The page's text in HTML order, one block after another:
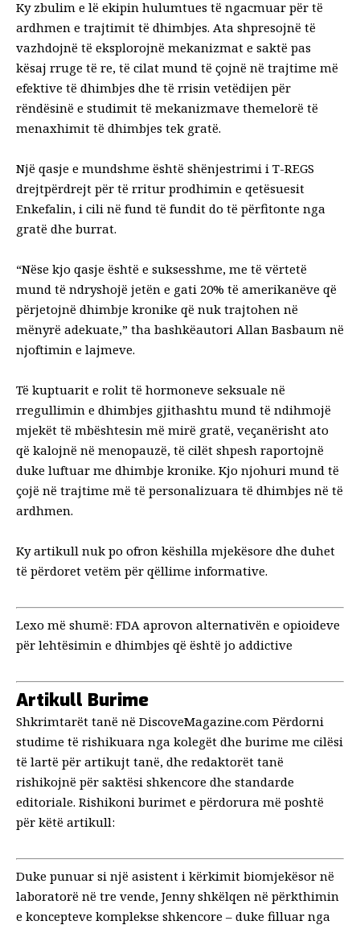
Ky zbulim e lë ekipin hulumtues të ngacmuar për të
ardhmen e trajtimit të dhimbjes. Ata shpresojnë të
vazhdojnë të eksplorojnë mekanizmat e saktë pas
kësaj rruge të re, të cilat mund të çojnë në trajtime më
efektive të dhimbjes dhe të rrisin vetëdijen për
rëndësinë e studimit të mekanizmave themelorë të
menaxhimit të dhimbjes tek gratë.
Një qasje e mundshme është shënjestrimi i T-REGS
drejtpërdrejt për të rritur prodhimin e qetësuesit
Enkefalin, i cili në fund të fundit do të përfitonte nga
gratë dhe burrat.
“Nëse kjo qasje është e suksesshme, me të vërtetë
mund të ndryshojë jetën e gati 20% të amerikanëve që
përjetojnë dhimbje kronike që nuk trajtohen në
mënyrë adekuate,” tha bashkëautori Allan Basbaum në
njoftimin e lajmeve.
Të kuptuarit e rolit të hormoneve seksuale në
rregullimin e dhimbjes gjithashtu mund të ndihmojë
mjekët të mbështesin më mirë gratë, veçanërisht ato
që kalojnë në menopauzë, të cilët shpesh raportojnë
duke luftuar me dhimbje kronike. Kjo njohuri mund të
çojë në trajtime më të personalizuara të dhimbjes në të
ardhmen.
Ky artikull nuk po ofron këshilla mjekësore dhe duhet
të përdoret vetëm për qëllime informative.
Lexo më shumë: FDA aprovon alternativën e opioideve
për lehtësimin e dhimbjes që është jo addictive
Artikull Burime
Shkrimtarët tanë në DiscoveMagazine.com Përdorni
studime të rishikuara nga kolegët dhe burime me cilësi
të lartë për artikujt tanë, dhe redaktorët tanë
rishikojnë për saktësi shkencore dhe standarde
editoriale. Rishikoni burimet e përdorura më poshtë
për këtë artikull:
Duke punuar si një asistent i kërkimit biomjekësor në
laboratorë në tre vende, Jenny shkëlqen në përkthimin
e koncepteve komplekse shkencore – duke filluar nga